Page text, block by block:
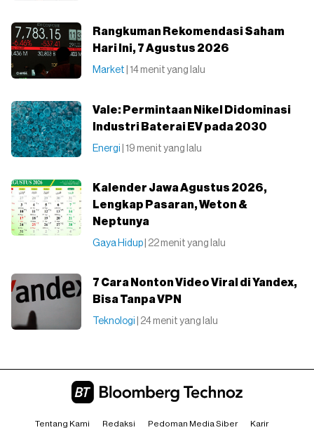
Rangkuman Rekomendasi Saham
Hari Ini, 7 Agustus 2026
Market | 14 menit yang lalu
Vale: Permintaan Nikel Didominasi
Industri Baterai EV pada 2030
Energi | 19 menit yang lalu
Kalender Jawa Agustus 2026,
Lengkap Pasaran, Weton &
Neptunya
Gaya Hidup | 22 menit yang lalu
7 Cara Nonton Video Viral di Yandex,
Bisa Tanpa VPN
Teknologi | 24 menit yang lalu
Tentang Kami Redaksi Pedoman Media Siber Karir